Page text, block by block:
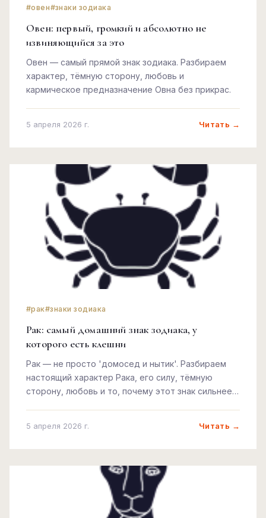
#овен#знаки зодиака
Овен: первый, громкий и абсолютно не
извиняющийся за это
Овен — самый прямой знак зодиака. Разбираем
характер, тёмную сторону, любовь и
кармическое предназначение Овна без прикрас.
5 апреля 2026 г. Читать →
#рак#знаки зодиака
Рак: самый домашний знак зодиака, у
которого есть клешни
Рак — не просто 'домосед и нытик'. Разбираем
настоящий характер Рака, его силу, тёмную
сторону, любовь и то, почему этот знак сильнее,
5 апреля 2026 г. Читать →